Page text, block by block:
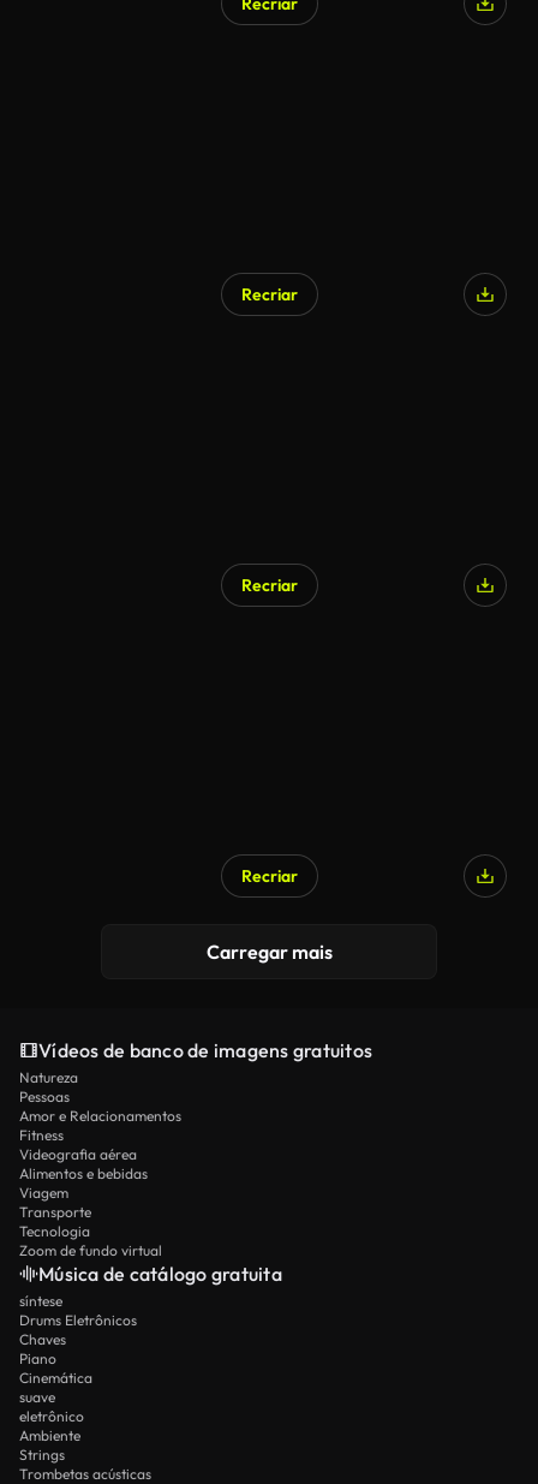
Recriar
Recriar
Recriar
Carregar mais
Vídeos de banco de imagens gratuitos
Natureza
Pessoas
Amor e Relacionamentos
Fitness
Videografia aérea
Alimentos e bebidas
Viagem
Transporte
Tecnologia
Zoom de fundo virtual
Música de catálogo gratuita
síntese
Drums Eletrônicos
Chaves
Piano
Cinemática
suave
eletrônico
Ambiente
Strings
Trombetas acústicas